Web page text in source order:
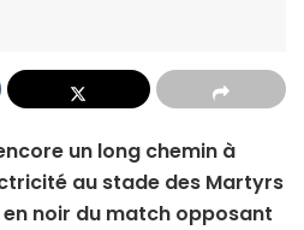
un long chemin à
au stade des Martyrs
en noir du match opposant